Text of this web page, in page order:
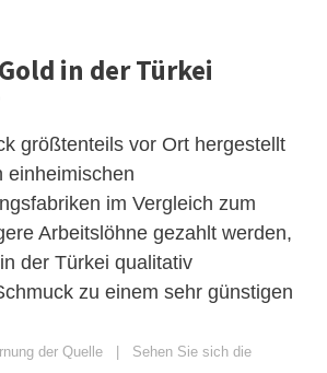
in der Türkei
größtenteils vor Ort hergestellt
einheimischen
im Vergleich zum
Arbeitslöhne gezahlt werden,
der Türkei qualitativ
zu einem sehr günstigen
der Quelle | Sehen Sie sich die